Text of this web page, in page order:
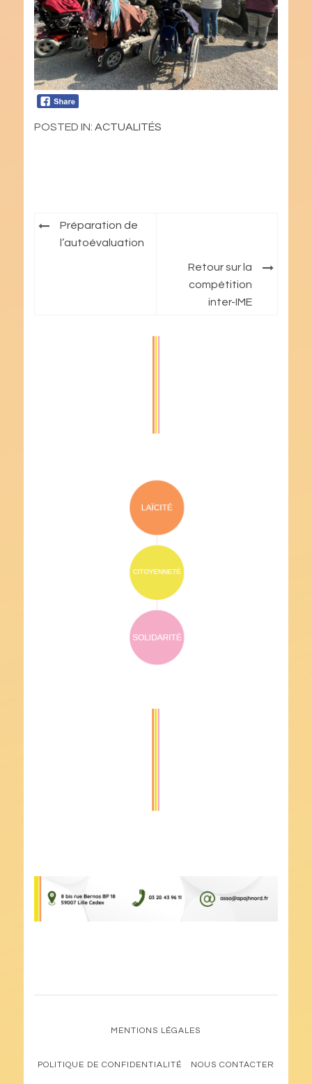
POSTED IN: ACTUALITÉS
Navigation
Préparation de
l’autoévaluation
Retour sur la
compétition
inter-IME
MENTIONS LÉGALES
POLITIQUE DE CONFIDENTIALITÉ NOUS CONTACTER